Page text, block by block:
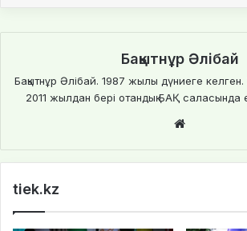
Бақытнұр Әлібай
Бақытнұр Әлібай. 1987 жылы дүниеге
2011 жылдан бері отандық БАҚ саласында
te
tiek.kz